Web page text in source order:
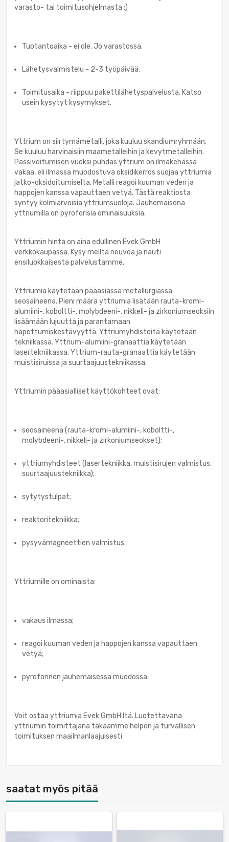
varasto- tai toimitusohjelmasta :)
Tuotantoaika - ei ole. Jo varastossa.
Lähetysvalmistelu - 2-3 työpäivää.
Toimitusaika - riippuu pakettilähetyspalvelusta. Katso
usein kysytyt kysymykset.
Yttrium on siirtymämetalli, joka kuuluu skandiumryhmään.
Se kuuluu harvinaisiin maametalleihin ja kevytmetalleihin.
Passivoitumisen vuoksi puhdas yttrium on ilmakehässä
vakaa, eli ilmassa muodostuva oksidikerros suojaa yttriumia
jatko-oksidoitumiselta. Metalli reagoi kuuman veden ja
happojen kanssa vapauttaen vetyä. Tästä reaktiosta
syntyy kolmiarvoisia yttriumsuoloja. Jauhemaisena
yttriumilla on pyroforisia ominaisuuksia.
Yttriumin hinta on aina edullinen Evek GmbH
verkkokaupassa. Kysy meiltä neuvoa ja nauti
ensiluokkaisesta palvelustamme.
Yttriumia käytetään pääasiassa metallurgiassa
seosaineena. Pieni määrä yttriumia lisätään rauta-kromi-
alumiini-, koboltti-, molybdeeni-, nikkeli- ja zirkoniumseoksiin
lisäämään lujuutta ja parantamaan
hapettumiskestävyyttä. Yttriumyhdisteitä käytetään
tekniikassa. Yttrium-alumiini-granaattia käytetään
lasertekniikassa. Yttrium-rauta-granaattia käytetään
muistisiruissa ja suurtaajuustekniikassa.
Yttriumin pääasialliset käyttökohteet ovat:
seosaineena (rauta-kromi-alumiini-, koboltti-,
molybdeeni-, nikkeli- ja zirkoniumseokset);
yttriumyhdisteet (lasertekniikka, muistisirujen valmistus,
suurtaajuustekniikka);
sytytystulpat;
reaktoritekniikka;
pysyvämagneettien valmistus.
Yttriumille on ominaista:
vakaus ilmassa;
reagoi kuuman veden ja happojen kanssa vapauttaen
vetyä;
pyroforinen jauhemaisessa muodossa.
Voit ostaa yttriumia Evek GmbH:ltä. Luotettavana
yttriumin toimittajana takaamme helpon ja turvallisen
toimituksen maailmanlaajuisesti
saatat myös pitää